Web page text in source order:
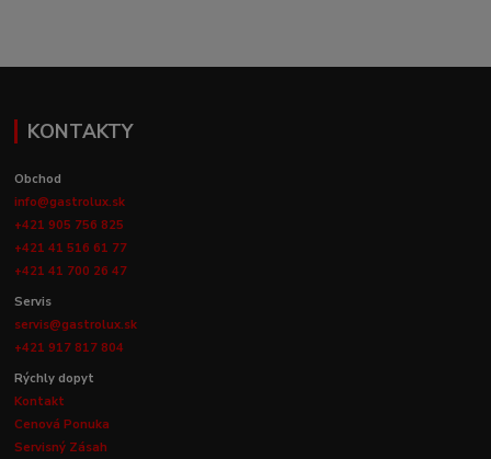
KONTAKTY
Obchod
info@gastrolux.sk
+421 905 756 825
+421 41 516 61 77
+421 41 700 26 47
Servis
servis@gastrolux.sk
+421 917 817 804
Rýchly dopyt
Kontakt
Cenová Ponuka
Servisný Zásah